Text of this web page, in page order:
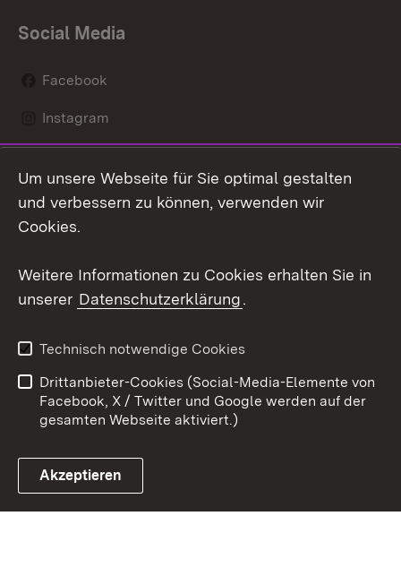
Social Media
Facebook
Instagram
Mastodon
Youtube
Link zum Landesportal
Kontakt
Datenschutz
Barrierefreiheit
Impressum Cookies
Um unsere Webseite für Sie optimal gestalten
und verbessern zu können, verwenden wir
Cookies.
Weitere Informationen zu Cookies erhalten Sie in
unserer Datenschutzerklärung.
Technisch notwendige Cookies
Drittanbieter-Cookies (Social-Media-Elemente von
Facebook, X / Twitter und Google werden auf der
gesamten Webseite aktiviert.)
Akzeptieren